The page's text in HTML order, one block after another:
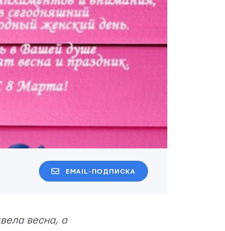
EMAIL-ПОДПИСКА
весна, а